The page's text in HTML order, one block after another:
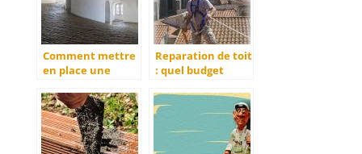
Comment mettre
en place une
placo ?
Reparation de toit
: quel budget